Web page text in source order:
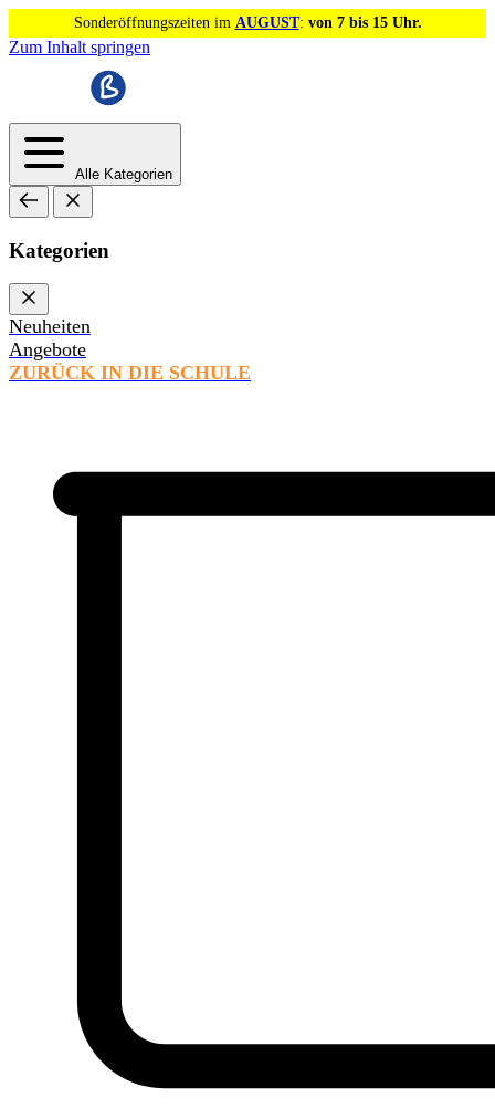
Sonderöffnungszeiten im AUGUST: von 7 bis 15 Uhr.
Zum Inhalt springen
Alle Kategorien
Kategorien
Neuheiten
Angebote
ZURÜCK IN DIE SCHULE